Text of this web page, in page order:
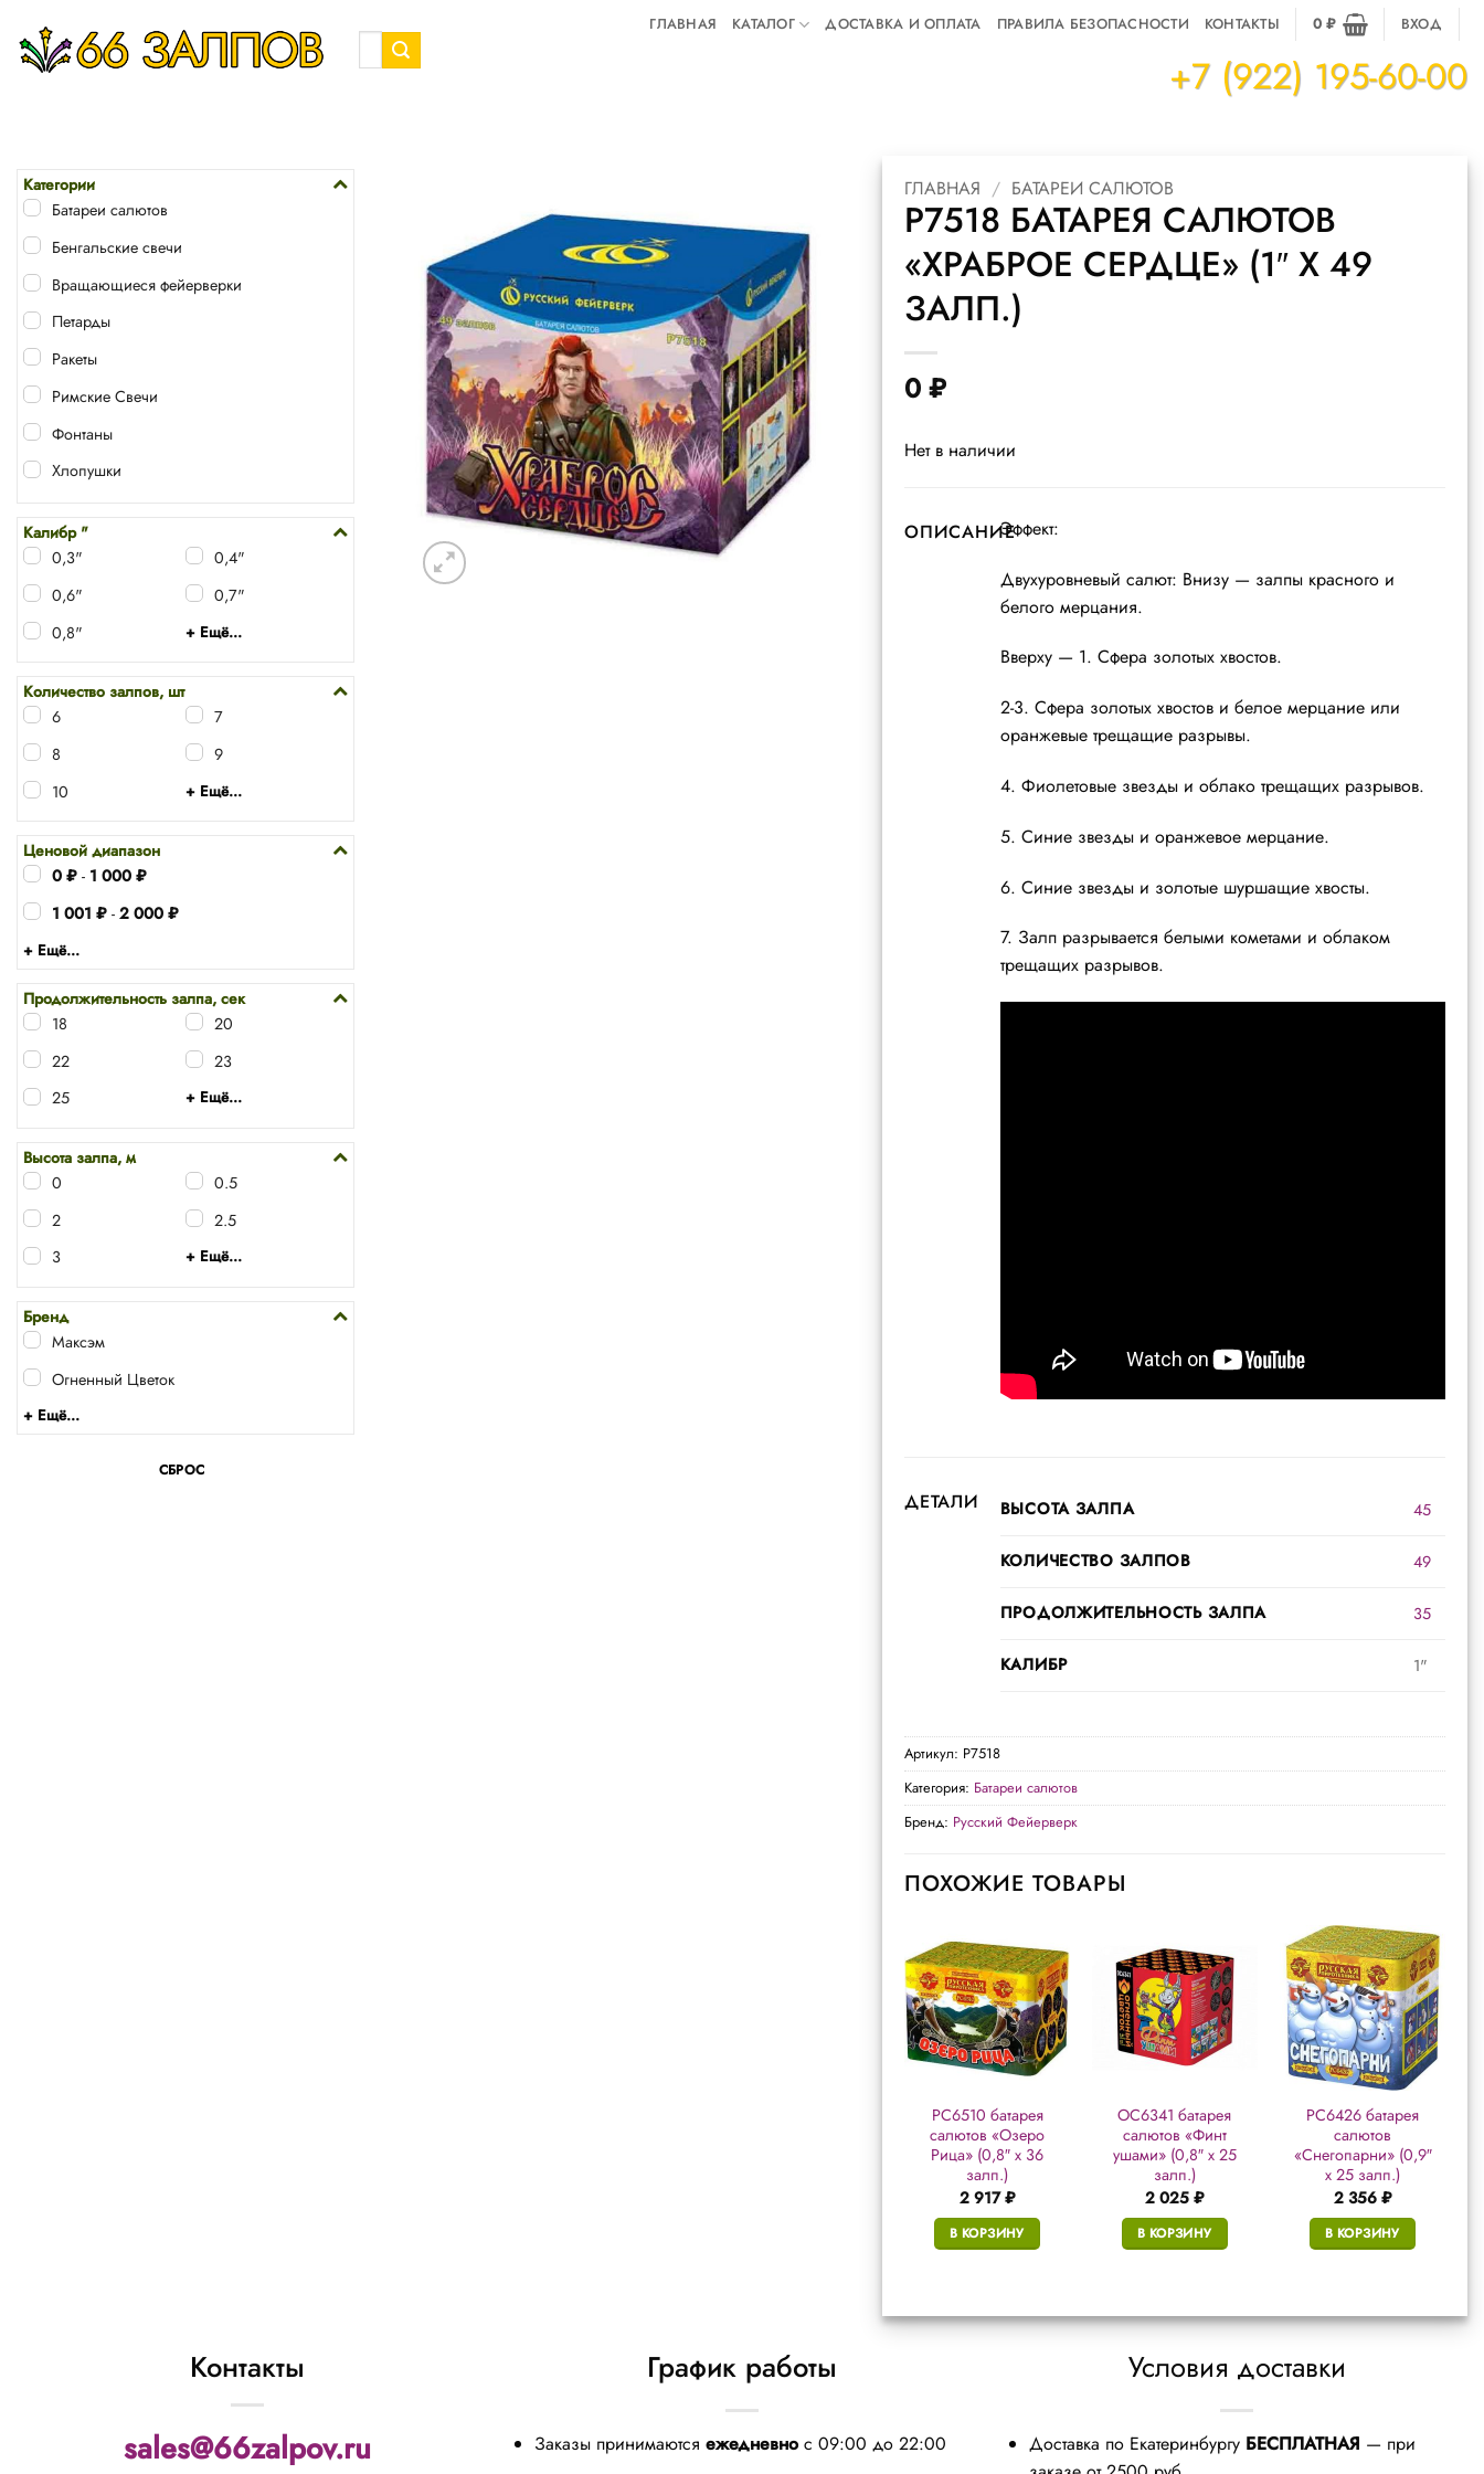
content
Искать:
ГЛАВНАЯ КАТАЛОГ ДОСТАВКА И ОПЛАТА ПРАВИЛА БЕЗОПАСНОСТИ КОНТАКТЫ 0₽ ВХОД
+7 (922) 195-60-00
Категории
Батареи салютов
Бенгальские свечи
Вращающиеся фейерверки
Петарды
Ракеты
Римские Свечи
Фонтаны
Хлопушки
Калибр "
0,3"
0,4"
0,6"
0,7"
0,8"
+ Ещё...
Количество залпов, шт
6
7
8
9
10
+ Ещё...
Ценовой диапазон
0 ₽ - 1 000 ₽
1 001 ₽ - 2 000 ₽
+ Ещё...
Продолжительность залпа, сек
18
20
22
23
25
+ Ещё...
Высота залпа, м
0
0.5
2
2.5
3
+ Ещё...
Бренд
Максэм
Огненный Цветок
+ Ещё...
СБРОС
ГЛАВНАЯ / БАТАРЕИ САЛЮТОВ
Р7518 БАТАРЕЯ САЛЮТОВ
«ХРАБРОЕ СЕРДЦЕ» (1″ Х 49
ЗАЛП.)
0 ₽
Нет в наличии
ОПИСАНИЕЭффект:
Двухуровневый салют: Внизу — залпы красного и
белого мерцания.
Вверху — 1. Сфера золотых хвостов.
2-3. Сфера золотых хвостов и белое мерцание или
оранжевые трещащие разрывы.
4. Фиолетовые звезды и облако трещащих разрывов.
5. Синие звезды и оранжевое мерцание.
6. Синие звезды и золотые шуршащие хвосты.
7. Залп разрывается белыми кометами и облаком
трещащих разрывов.
ДЕТАЛИ ВЫСОТА ЗАЛПА 45
КОЛИЧЕСТВО ЗАЛПОВ 49
ПРОДОЛЖИТЕЛЬНОСТЬ ЗАЛПА 35
КАЛИБР 1"
Артикул: Р7518
Категория: Батареи салютов
Бренд: Русский Фейерверк
ПОХОЖИЕ ТОВАРЫ
РС6510 батарея
салютов «Озеро
Рица» (0,8″ х 36
залп.)
2 917₽
В КОРЗИНУ
ОС6341 батарея
салютов «Финт
ушами» (0,8″ х 25
залп.)
2 025 ₽
В КОРЗИНУ
РС6426 батарея
салютов
«Снегопарни» (0,9″
х 25 залп.)
2 356 ₽
В КОРЗИНУ
Контакты
sales@66zalpov.ru
График работы
Заказы принимаются ежедневнос 09:00 до 22:00
Условия доставки
Доставка по Екатеринбургу БЕСПЛАТНАЯ — при